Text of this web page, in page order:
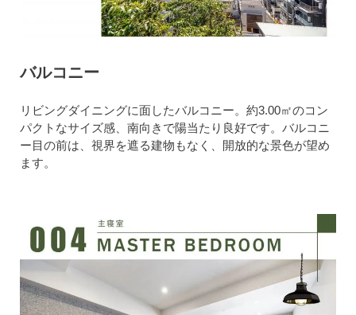
バルコニー
リビングダイニングに面したバルコニー。約3.00㎡のコン
パクトなサイズ感、南向きで陽当たり良好です。バルコニ
ー目の前は、視界を遮る建物もなく、開放的な景色が望め
ます。